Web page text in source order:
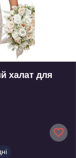
халат для